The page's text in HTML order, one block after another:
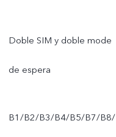
Doble SIM y doble mode
de espera
B1/B2/B3/B4/B5/B7/B8/